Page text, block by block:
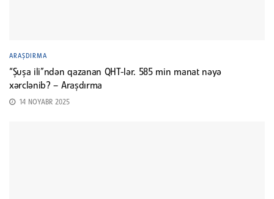
ARAŞDIRMA
“Şuşa ili”ndən qazanan QHT-lər. 585 min manat nəyə
xərclənib? – Araşdırma
14 NOYABR 2025